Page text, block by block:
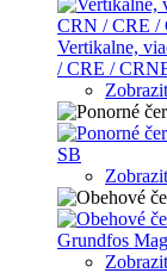
Vertikalne,
/ CRE /
SB
Grundfos